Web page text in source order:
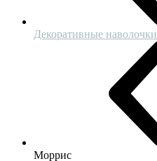
Декоративные наволочки
Моррис